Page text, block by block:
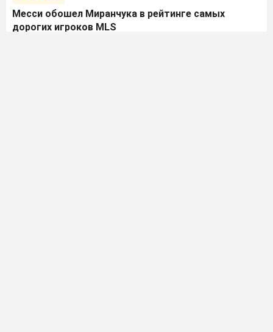
Месси обошел Миранчука в рейтинге самых
дорогих игроков MLS